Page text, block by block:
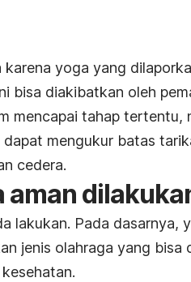
yoga yang
bisa diakibatkan oleh
mencapai tahap tertentu,
mengukur batas
cedera.
aman
lakukan. Pada dasarnya,
jenis olahraga yang bisa